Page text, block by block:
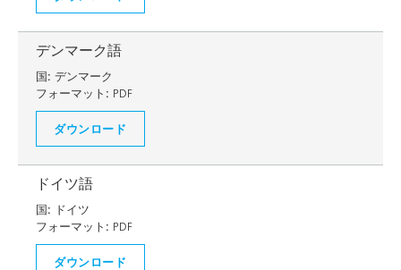
デンマーク語
国: デンマーク
フォーマット: PDF
ダウンロード
ドイツ語
国: ドイツ
フォーマット: PDF
ダウンロード